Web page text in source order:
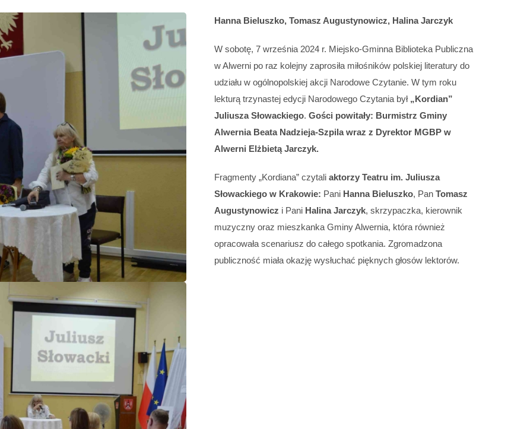
Hanna Bieluszko, Tomasz Augustynowicz, Halina Jarczyk
W sobotę, 7 września 2024 r. Miejsko-Gminna Biblioteka Publiczna
w Alwerni po raz kolejny zaprosiła miłośników polskiej literatury do
udziału w ogólnopolskiej akcji Narodowe Czytanie. W tym roku
lekturą trzynastej edycji Narodowego Czytania był „Kordian”
Juliusza Słowackiego.Gości powitały: Burmistrz Gminy
Alwernia Beata Nadzieja-Szpila wraz z Dyrektor MGBP w
Alwerni Elżbietą Jarczyk.
Fragmenty „Kordiana” czytaliaktorzy Teatru im. Juliusza
Słowackiego w Krakowie: Pani Hanna Bieluszko, PanTomasz
Augustynowicz i Pani Halina Jarczyk, skrzypaczka, kierownik
muzyczny oraz mieszkanka Gminy Alwernia, która również
opracowała scenariusz do całego spotkania. Zgromadzona
publiczność miała okazję wysłuchać pięknych głosów lektorów.